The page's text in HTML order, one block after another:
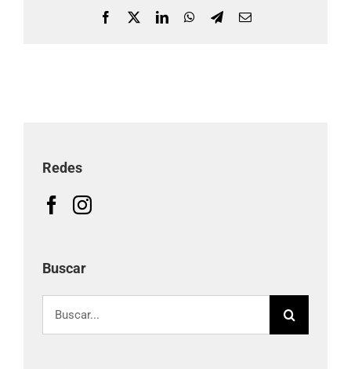
Facebook LinkedInWhatsApp
TelegramCorreo
Redes
Buscar